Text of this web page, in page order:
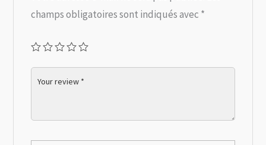
champs obligatoires sont indiqués avec *